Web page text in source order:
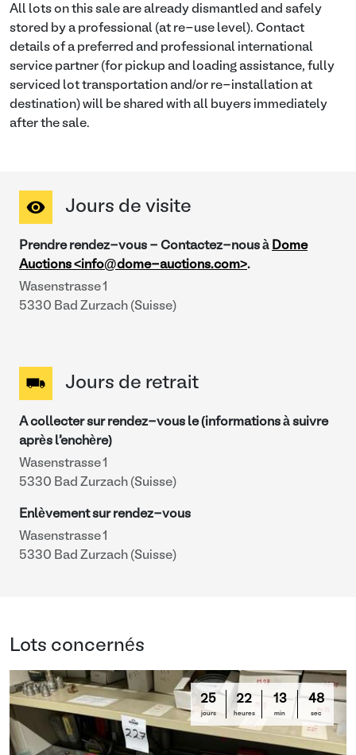
All lots on this sale are already dismantled and safely
stored by a professional (at re-use level). Contact
details of a preferred and professional international
service partner (for pickup and loading assistance, fully
serviced lot transportation and/or re-installation at
destination) will be shared with all buyers immediately
after the sale.
Jours de visite
Prendre rendez-vous - Contactez-nous à Dome
Auctions <info@dome-auctions.com>.
Wasenstrasse 1
5330 Bad Zurzach (Suisse)
Jours de retrait
A collecter sur rendez-vous le (informations à suivre
après l'enchère)
Wasenstrasse 1
5330 Bad Zurzach (Suisse)
Enlèvement sur rendez-vous
Wasenstrasse 1
5330 Bad Zurzach (Suisse)
Lots concernés
25
jours
22
heures
13
min
47
sec